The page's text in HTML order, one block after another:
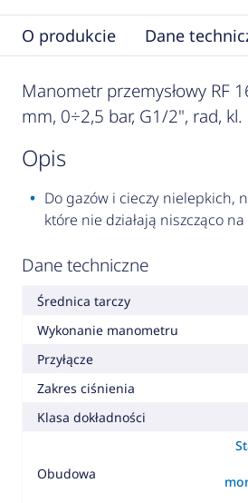
O produkcie Dane
Manometr przemysłowy RF
mm, 0÷2,5 bar, G1/2", rad, kl.
opis
Do gazów i cieczy nielepkich,
które nie działają niszcząco
Dane techniczne
Średnica tarczy
Wykonanie manometru
Przyłącze
Zakres ciśnienia
Klasa dokładności
Obudowa